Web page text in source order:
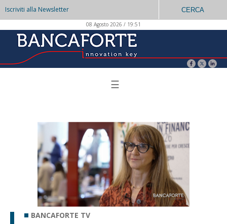
Iscriviti alla Newsletter CERCA
08 Agosto 2026 / 19:51
☰
BANCAFORTE TV